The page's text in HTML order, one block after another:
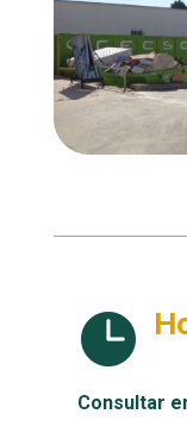

Consultar